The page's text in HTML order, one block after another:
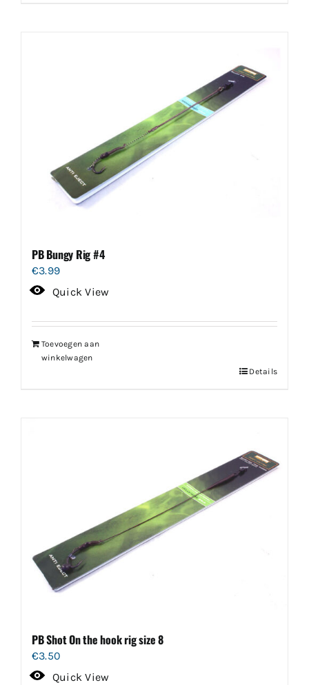
PB Bungy Rig #4
€3.99
Quick View
Toevoegen aan
winkelwagen
Details
PB Shot On the hook rig size 8
€3.50
Quick View